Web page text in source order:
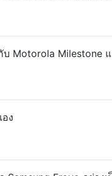
Motorola Milestone
ง